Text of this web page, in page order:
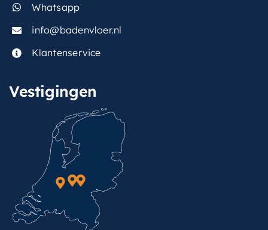
Whatsapp
info@badenvloer.nl
Klantenservice
Vestigingen